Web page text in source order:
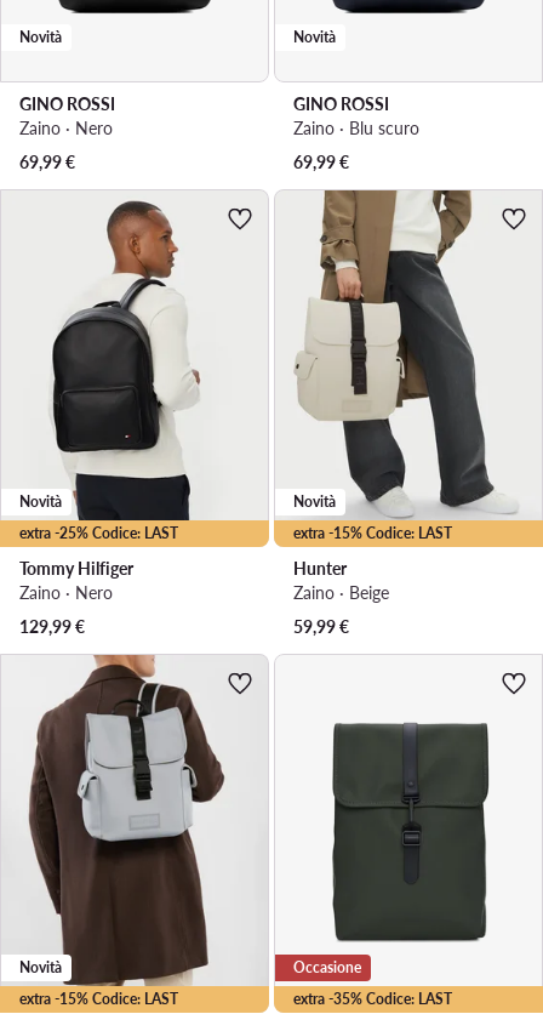
Novità
GINO ROSSI
Zaino · Nero
69,99€
Novità
GINO ROSSI
Zaino · Blu scuro
69,99€
extra -25% Codice: LAST
Novità
Tommy Hilfiger
Zaino · Nero
129,99€
extra -15% Codice: LAST
Novità
Hunter
Zaino · Beige
59,99€
extra -15% Codice: LAST
Novità
extra -35% Codice: LAST
Occasione